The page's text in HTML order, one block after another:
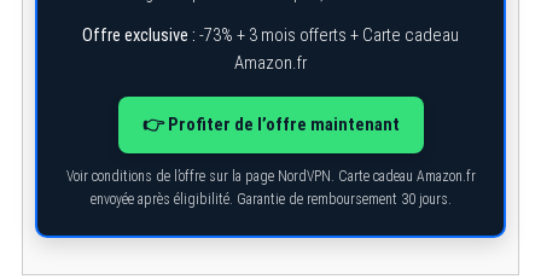
Offre exclusive : -73% + 3 mois offerts + Carte cadeau
Amazon.fr
👉 Profiter de l’offre maintenant
Voir conditions de l’offre sur la page NordVPN. Carte cadeau Amazon.fr
envoyée après éligibilité. Garantie de remboursement 30 jours.